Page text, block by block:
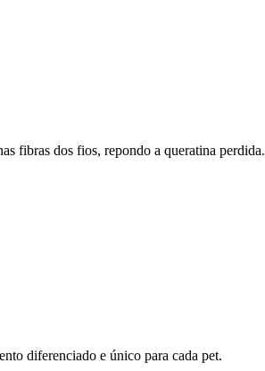
fibras dos fios, repondo a queratina perdida.
diferenciado e único para cada pet.